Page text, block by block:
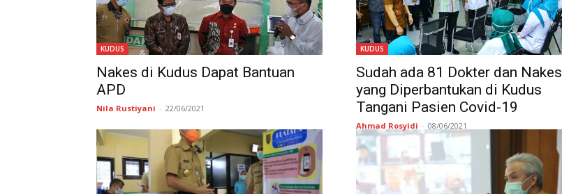
KUDUS
Nakes di Kudus Dapat Bantuan
APD
Nila Rustiyani - 22/06/2021
KUDUS
Sudah ada 81 Dokter dan Nakes
yang Diperbantukan di Kudus
Tangani Pasien Covid-19
Ahmad Rosyidi - 08/06/2021